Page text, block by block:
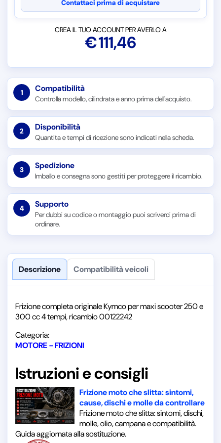
Contattaci prima di acquistare
CREA IL TUO ACCOUNT PER AVERLO A
€111,46
1 Compatibilità
Controlla modello, cilindrata e anno prima dell'acquisto.
2 Disponibilità
Quantita e tempi di ricezione sono indicati nella scheda.
3 Spedizione
Imballo e consegna sono gestiti per proteggere il ricambio.
4 Supporto
Per dubbi su codice o montaggio puoi scriverci prima di
ordinare.
Descrizione Compatibilità veicoli
Frizione completa originale Kymco per maxi scooter 250 e
300 cc 4 tempi, ricambio 00122242
Categoria:
MOTORE - FRIZIONI
Istruzioni e consigli
Frizione moto che slitta: sintomi,
cause, dischi e molle da controllare
Frizione moto che slitta: sintomi, dischi,
molle, olio, campana e compatibilità.
Guida aggiornata alla sostituzione.